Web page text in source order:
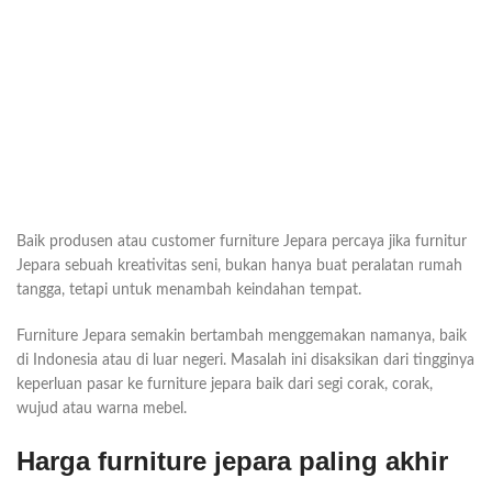
Baik produsen atau customer furniture Jepara percaya jika furnitur
Jepara sebuah kreativitas seni, bukan hanya buat peralatan rumah
tangga, tetapi untuk menambah keindahan tempat.
Furniture Jepara semakin bertambah menggemakan namanya, baik
di Indonesia atau di luar negeri. Masalah ini disaksikan dari tingginya
keperluan pasar ke furniture jepara baik dari segi corak, corak,
wujud atau warna mebel.
Harga furniture jepara paling akhir